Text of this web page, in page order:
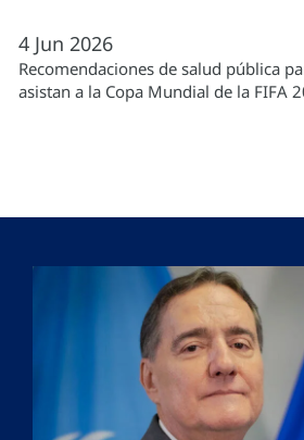
4 Jun 2026
Recomendaciones de salud pública
asistan a la Copa Mundial de la FIFA